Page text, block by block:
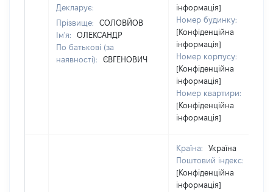
Декларує:
Прізвище:
СОЛОВЙОВ
Ім'я:
ОЛЕКСАНДР
По батькові (за
наявності):
ЄВГЕНОВИЧ
інформація]
Номер будинку:
[Конфіденційна
інформація]
Номер корпусу:
[Конфіденційна
інформація]
Номер квартири:
[Конфіденційна
інформація]
Країна:
Україна
Поштовий індекс:
[Конфіденційна
інформація]